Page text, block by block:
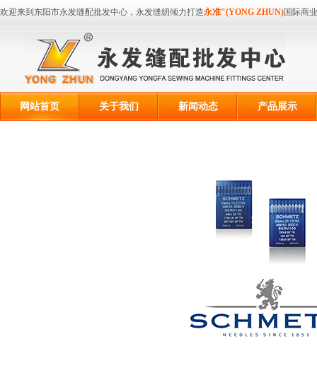
欢迎来到东阳市永发缝配批发中心，永发缝纫倾力打造永准"(YONG ZHUN)国际商
网站首页 关于我们 新闻动态 产品展示